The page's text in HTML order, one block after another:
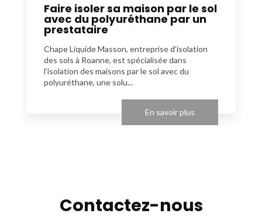
Faire isoler sa maison par le sol
avec du polyuréthane par un
prestataire
Chape Liquide Masson, entreprise d’isolation
des sols à Roanne, est spécialisée dans
l’isolation des maisons par le sol avec du
polyuréthane, une solu...
En savoir plus
Contactez-nous